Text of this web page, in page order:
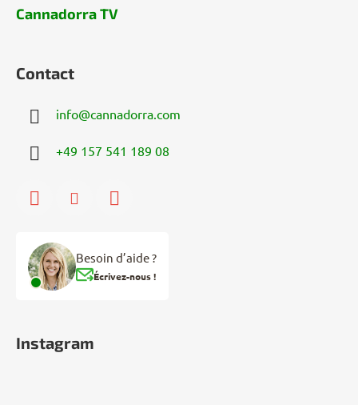
Cannadorra TV
Contact
info@cannadorra.com
+49 157 541 189 08
Besoin d’aide ?
Écrivez-nous !
Instagram